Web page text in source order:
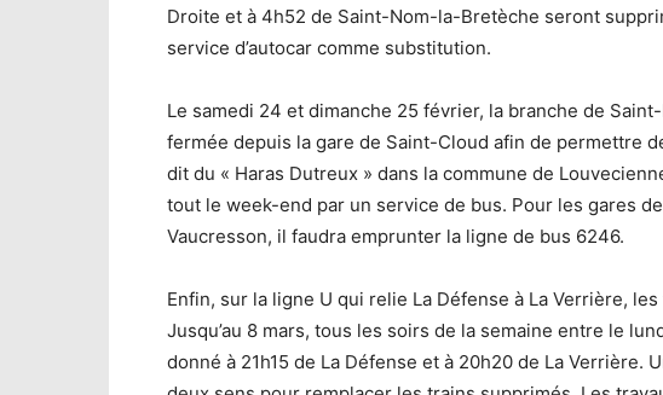
Droite et à 4h52 de Saint-Nom-la-Bretèche seront
service d’autocar comme substitution.
Le samedi 24 et dimanche 25 février, la branche de
fermée depuis la gare de Saint-Cloud afin de permettre
dit du « Haras Dutreux » dans la commune de
tout le week-end par un service de bus. Pour les gares
Vaucresson, il faudra emprunter la ligne de bus 6246.
Enfin, sur la ligne U qui relie La Défense à La Verrière,
Jusqu’au 8 mars, tous les soirs de la semaine entre le
donné à 21h15 de La Défense et à 20h20 de La Verrière.